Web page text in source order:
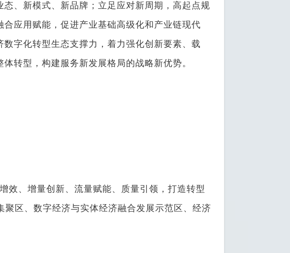
、新模式、新品牌；立足应对新周期，高起点规
应用赋能，促进产业基础高级化和产业链现代
字化转型生态支撑力，着力强化创新要素、载
转型，构建服务新发展格局的战略新优势。
、增量创新、流量赋能、质量引领，打造转型
区、数字经济与实体经济融合发展示范区、经济